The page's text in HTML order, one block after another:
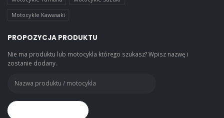
Motocykle Kawasaki
PROPOZYCJA PRODUKTU
Nie ma produktu lub motocykla którego szukasz? Wpisz nazwę i
zostanie dodany.